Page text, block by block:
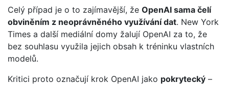
Celý případ je o to zajímavější, že OpenAI sama čelí
obviněním z neoprávněného využívání dat. New York
Times a další mediální domy žalují OpenAI za to, že
bez souhlasu využila jejich obsah k tréninku vlastních
modelů.
Kritici proto označují krok OpenAI jako pokrytecký –